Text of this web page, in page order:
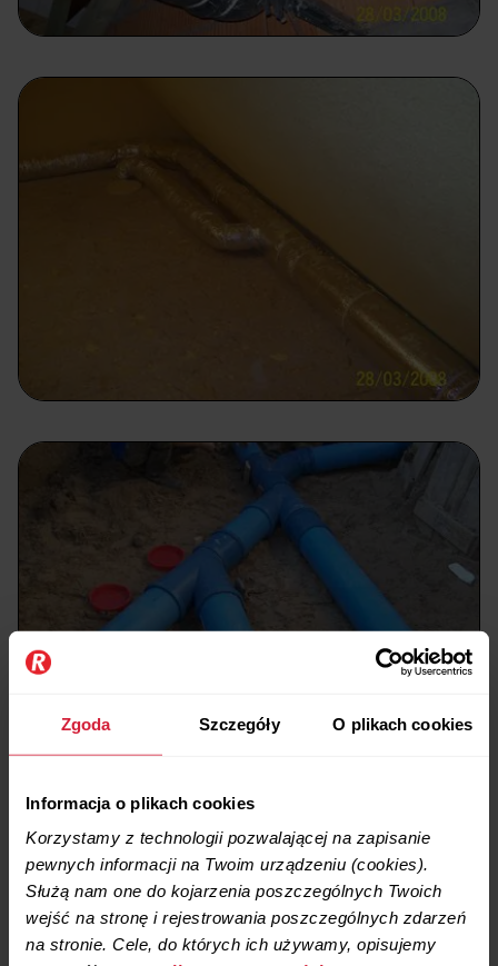
Zgoda Szczegóły O plikach cookies
Informacja o plikach cookies
Korzystamy z technologii pozwalającej na zapisanie
pewnych informacji na Twoim urządzeniu (cookies).
Służą nam one do kojarzenia poszczególnych Twoich
wejść na stronę i rejestrowania poszczególnych zdarzeń
na stronie. Cele, do których ich używamy, opisujemy